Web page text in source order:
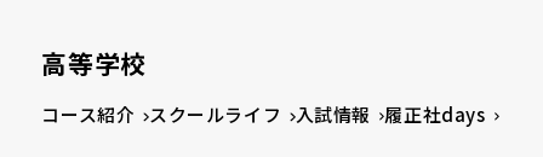
高等学校
コース紹介 スクールライフ 入試情報 履正社days